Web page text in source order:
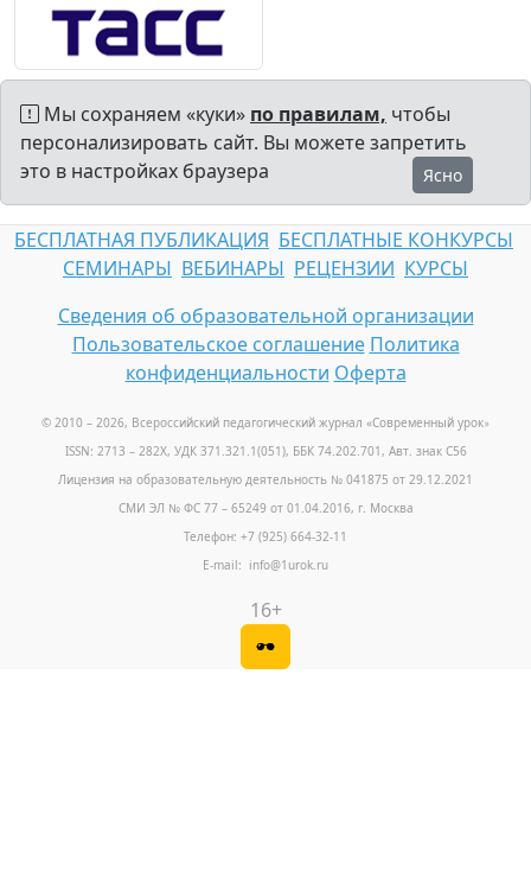
Мы сохраняем «куки» по правилам, чтобы
персонализировать сайт. Вы можете запретить
это в настройках браузера
Ясно
БЕСПЛАТНАЯ ПУБЛИКАЦИЯ БЕСПЛАТНЫЕ КОНКУРСЫ
СЕМИНАРЫ ВЕБИНАРЫ РЕЦЕНЗИИ КУРСЫ
Сведения об образовательной организации
Пользовательское соглашение Политика
конфиденциальности Оферта
© 2010 – 2026, Всероссийский педагогический журнал «Современный урок»
ISSN: 2713 – 282X, УДК 371.321.1(051), ББК 74.202.701, Авт. знак С56
Лицензия на образовательную деятельность № 041875 от 29.12.2021
СМИ ЭЛ № ФС 77 – 65249 от 01.04.2016, г. Москва
Телефон: +7 (925) 664-32-11
E-mail: info@1urok.ru
16+